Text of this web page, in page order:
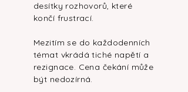
desítky rozhovorů, které
končí frustrací.
Mezitím se do každodenních
témat vkrádá tiché napětí a
rezignace. Cena čekání může
být nedozírná.